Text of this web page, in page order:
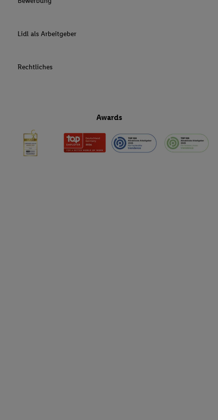
Lidl als Arbeitgeber
Rechtliches
Awards